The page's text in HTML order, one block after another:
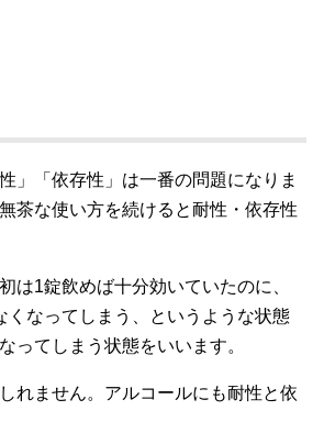
」「依存性」は一番の問題になりま
茶な使い方を続けると耐性・依存性
は1錠飲めば十分効いていたのに、
なってしまう、というような状態
ってしまう状態をいいます。
れません。アルコールにも耐性と依